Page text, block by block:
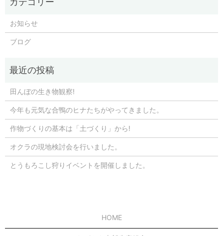
お知らせ
ブログ
田んぼの生き物観察!
今年も元気な合鴨のヒナたちがやってきました。
作物づくりの基本は「土づくり」から!
オクラの現地検討会を行いました。
とうもろこし狩りイベントを開催しました。
HOME